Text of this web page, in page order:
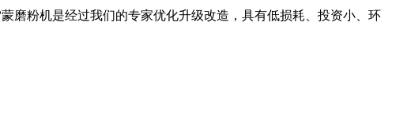
磨粉机是经过我们的专家优化升级改造，具有低损耗、投资小、环